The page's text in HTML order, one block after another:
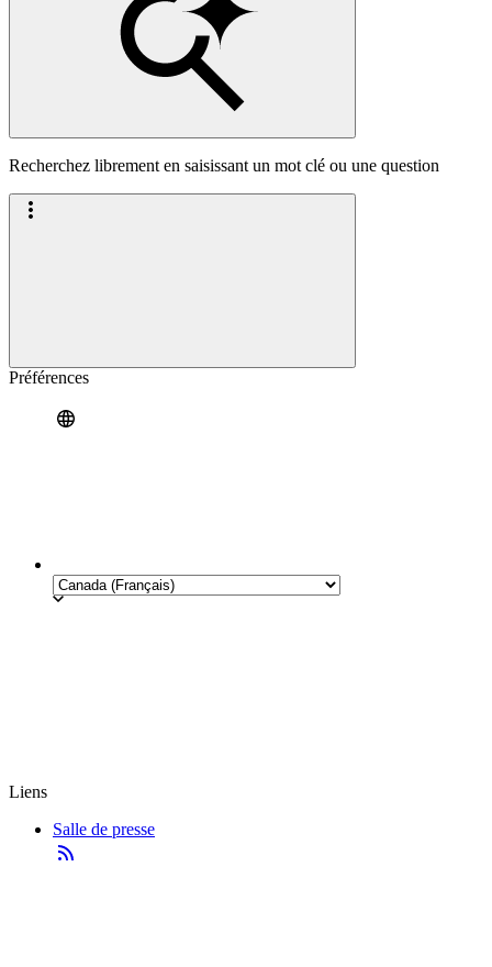
Recherchez librement en saisissant un mot clé ou une question
Préférences
Liens
Salle de presse